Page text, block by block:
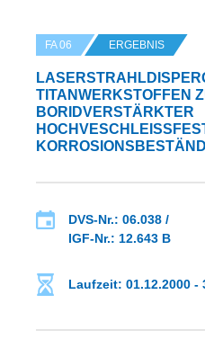
FA 06 ERGEBNIS
TITANWERKSTOFFEN
BORIDVERSTÄRKTER
DVS-Nr.: 06.038 /
IGF-Nr.: 12.643 B
Laufzeit: 01.12.2000 -